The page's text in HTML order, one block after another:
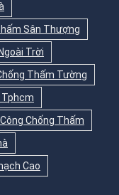
Sân Thượng
Trời
Thấm Tường
Tphcm
Chống Thấm
Cao